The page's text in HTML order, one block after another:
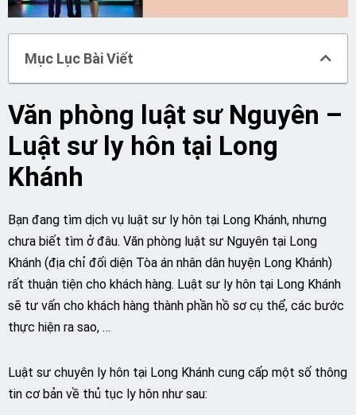
Mục Lục Bài Viết
Văn phòng luật sư Nguyên –
Luật sư ly hôn tại Long
Khánh
Bạn đang tìm dịch vụ luật sư ly hôn tại Long Khánh, nhưng
chưa biết tìm ở đâu. Văn phòng luật sư Nguyên tại Long
Khánh (địa chỉ đối diện Tòa án nhân dân huyện Long Khánh)
rất thuận tiện cho khách hàng. Luật sư ly hôn tại Long Khánh
sẽ tư vấn cho khách hàng thành phần hồ sơ cụ thể, các bước
thực hiện ra sao, …
Luật sư chuyên ly hôn tại Long Khánh cung cấp một số thông
tin cơ bản về thủ tục ly hôn như sau: